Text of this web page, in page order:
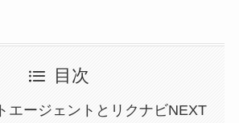
目次
エージェントとリクナビNEXT